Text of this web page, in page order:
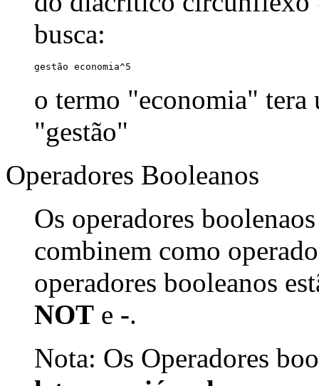
busca:
gestão economia^5
o termo "economia" tera
"gestão"
Operadores Booleanos
Os operadores
combinem como
operadores booleanos
NOT e -.
Nota: Os Operadores